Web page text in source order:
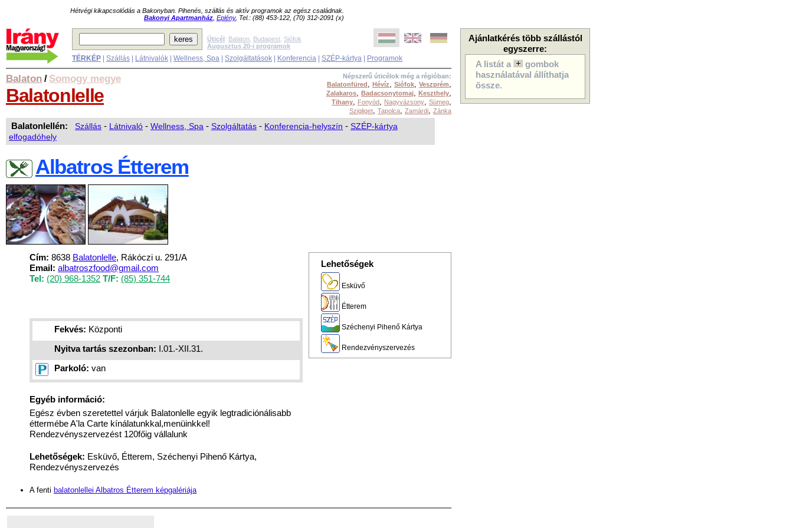
Hétvégi kikapcsolódás a Bakonyban. Pihenés, szállás és aktív programok az egész családnak.
Bakonyi Apartmanház Eplény, Tel.: (88) 453-122, (70) 312-2091 (x)
Ajánlatkérés több szállástól
egyszerre:
A listát a
gombok
használatával állíthatja
össze.
Úticél: Balaton Budapest Siófok
Augusztus 20-i programok
TÉRKÉP Szállás Látnivalók Wellness, Spa Szolgáltatások Konferencia SZÉP-kártya Programok
Népszerű úticélok még a régióban:
Balatonfüred, Hévíz, Siófok, Veszprém,
Zalakaros, Badacsonytomaj, Keszthely,
Tihany, Fonyód, Nagyvázsony, Sümeg,
Szigliget, Tapolca, Zamárdi, Zánka
Balaton / Somogy megye
Balatonlelle
Balatonlellén: Szállás - Látnivaló - Wellness, Spa - Szolgáltatás - Konferencia-helyszín - SZÉP-kártya
elfogadóhely
Albatros Étterem
Lehetőségek
Esküvő
Étterem
Széchenyi Pihenő Kártya
Rendezvényszervezés
Cím: 8638 Balatonlelle, Rákóczi u. 291/A
Email: albatroszfood@gmail.com
Tel: (20) 968-1352 T/F: (85) 351-744
Fekvés: Központi
Nyitva tartás szezonban: I.01.-XII.31.
Parkoló: van
Egyéb információ:
Egész évben szeretettel várjuk Balatonlelle egyik legtradiciónálisabb
éttermébe A'la Carte kínálatunkkal,menüinkkel!
Rendezvényszervezést 120főig vállalunk
Lehetőségek: Esküvő, Étterem, Széchenyi Pihenő Kártya,
Rendezvényszervezés
A fenti balatonlellei Albatros Étterem képgalériája